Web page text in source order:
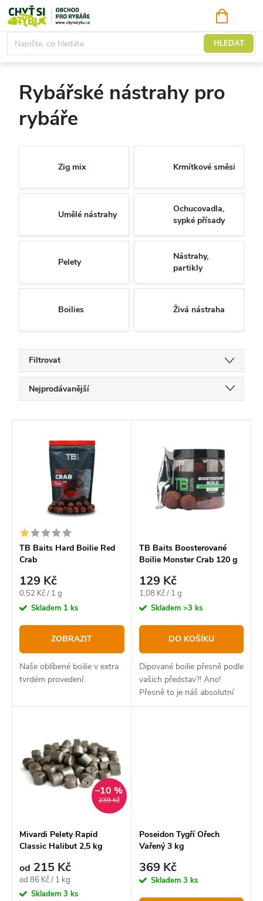
Přejít
na
obsah
HLEDAT
KOŠÍK
Nástrahy a návnady
Rybářské nástrahy pro
rybáře
Zig mix Krmítkové směsi
Umělé nástrahy
Ochucovadla,
sypké přísady
Pelety
Nástrahy,
partikly
Boilies Živá nástraha
Filtrovat
a
z
r
o
d
u
k
t
ů
Nejprodávanější
Nejdražší
Abecedně
p
r
o
d
u
k
t
ů
TB Baits Hard Boilie Red
Crab
129 Kč
Měrná
cena:
0,52 Kč / 1 g
Skladem 1 ks
ZOBRAZIT
Naše oblíbené boilie v extra
tvrdém provedení.
TB Baits Boosterované
Boilie Monster Crab 120 g
129 Kč
Měrná
cena:
1,08 Kč / 1 g
Skladem >3 ks
DO KOŠÍKU
Dipované boilie přesně podle
vašich představ?! Ano!
Přesně to je náš absolutní
bestseller v novém balení.
239 Kč
–10 %
Mivardi Pelety Rapid
Classic Halibut 2,5 kg
od 215 Kč
Měrná
cena:
od 86 Kč / 1 kg
Skladem 3 ks
Poseidon Tygří Ořech
Vařený 3 kg
369 Kč
Skladem 3 ks